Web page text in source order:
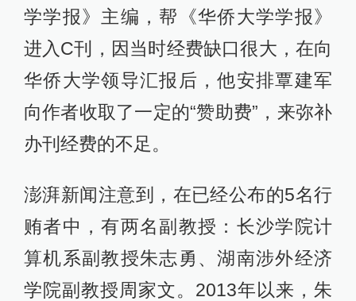
学学报》主编，帮《华侨大学学报》
进入C刊，因当时经费缺口很大，在向
华侨大学领导汇报后，他安排覃建军
向作者收取了一定的“赞助费”，来弥补
办刊经费的不足。
澎湃新闻注意到，在已经公布的5名行
贿者中，有两名副教授：长沙学院计
算机系副教授朱志勇、湖南涉外经济
学院副教授周家文。2013年以来，朱